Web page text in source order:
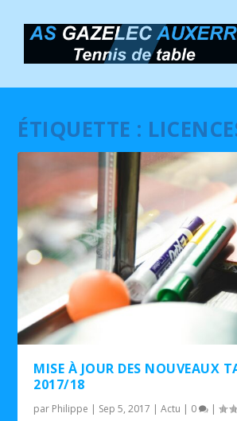
ÉTIQUETTE :
MISE À JOUR DES NOUVEAUX
2017/18
par Philippe | Sep 5, 2017 |Actu | 0 |